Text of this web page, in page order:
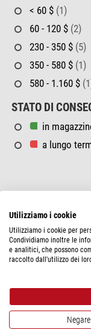
< 60 $ (1)
60 - 120 $ (2)
230 - 350 $ (5)
350 - 580 $ (1)
580 - 1.160 $
STATO DI
in
a lungo
Utilizziamo i cookie
Utilizziamo i cookie per
Condividiamo inoltre le
e analitici, che possono
raccolto dall'utilizzo dei
Negare